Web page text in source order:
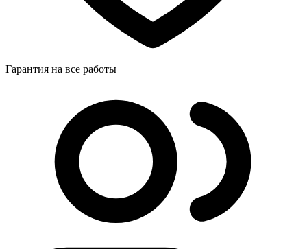
Гарантия на все работы